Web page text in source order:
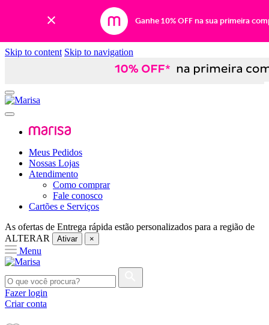
Ganhe 10% OFF na sua primeira
Skip to content Skip to navigation
Meus Pedidos
Nossas Lojas
Atendimento
Como comprar
Fale conosco
Cartões e Serviços
As ofertas de Entrega rápida estão personalizados para a região de
ALTERAR
Ativar ×
Menu
Fazer login
Criar conta